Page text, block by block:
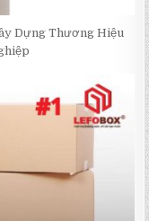
Dựng Thương Hiệu